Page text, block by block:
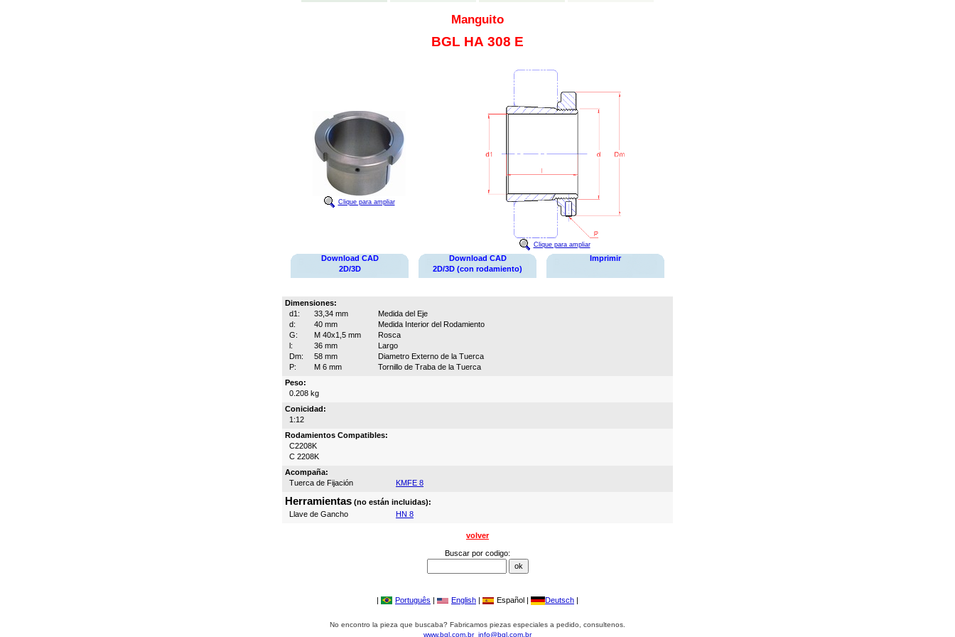
Manguito
BGL HA 308 E
Clique para ampliar
Clique para ampliar
Download CAD
2D/3D
Download CAD
2D/3D (con rodamiento)
Imprimir
Dimensiones:
d1:
33,34 mm
Medida del Eje
d:
40 mm
Medida Interior del Rodamiento
G:
M 40x1,5 mm
Rosca
l:
36 mm
Largo
Dm:
58 mm
Diametro Externo de la Tuerca
P:
M 6 mm
Tornillo de Traba de la Tuerca
Peso:
0.208 kg
Conicidad:
1:12
Rodamientos Compatibles:
C2208K
C 2208K
Acompaña:
Tuerca de Fijación
KMFE 8
Herramientas (no están incluidas):
Llave de Gancho
HN 8
volver
Buscar por codigo:
| Português | English | Español | Deutsch |
No encontro la pieza que buscaba? Fabricamos piezas especiales a pedido, consultenos.
www.bgl.com.br info@bgl.com.br